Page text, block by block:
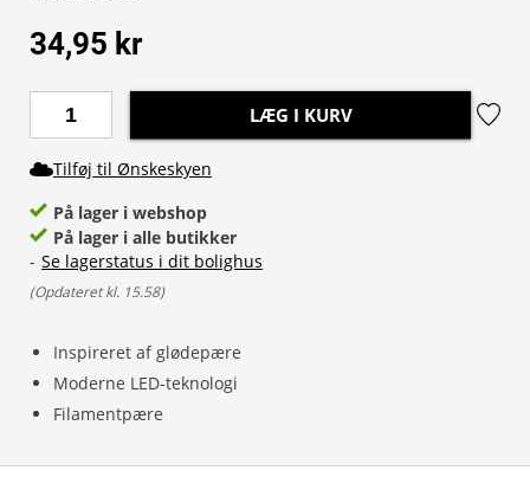
Inspireret af glødepære
Moderne LED-teknologi
Filamentpære
34,95 kr
LÆG I KURV
Tilføj til Ønskeskyen
På lager i webshop
På lager i alle butikker
- Se lagerstatus i dit bolighus
(Opdateret kl. 15.58)